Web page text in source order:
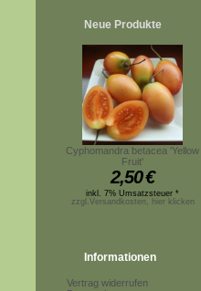
Neue Produkte
Cyphomandra betacea 'Yellow
Fruit'
2,50€
inkl. 7% Umsatzsteuer *
zzgl.Versandkosten, hier klicken
Informationen
Vertrag widerrufen